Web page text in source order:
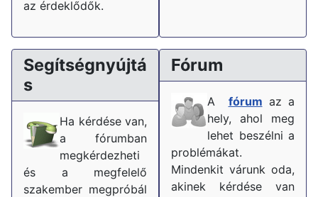
az érdeklődők.
Segítségnyújtá
s
Ha kérdése van,
a fórumban
megkérdezheti
és a megfelelő
szakember megpróbál
Fórum
A fórum az a
hely, ahol meg
lehet beszélni a
problémákat.
Mindenkit várunk oda,
akinek kérdése van